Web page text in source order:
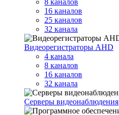
8 каналов
16 каналов
25 каналов
32 канала
Видеорегистраторы AHD
4 канала
8 каналов
16 каналов
32 канала
Серверы видеонаблюдения